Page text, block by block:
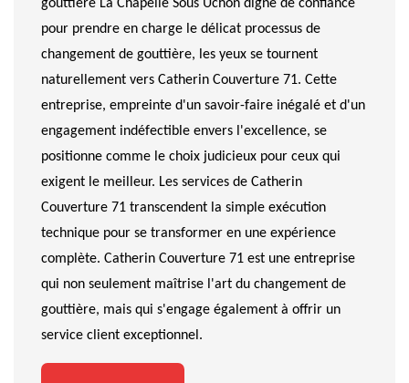
gouttière La Chapelle Sous Uchon digne de confiance
pour prendre en charge le délicat processus de
changement de gouttière, les yeux se tournent
naturellement vers Catherin Couverture 71. Cette
entreprise, empreinte d'un savoir-faire inégalé et d'un
engagement indéfectible envers l'excellence, se
positionne comme le choix judicieux pour ceux qui
exigent le meilleur. Les services de Catherin
Couverture 71 transcendent la simple exécution
technique pour se transformer en une expérience
complète. Catherin Couverture 71 est une entreprise
qui non seulement maîtrise l'art du changement de
gouttière, mais qui s'engage également à offrir un
service client exceptionnel.